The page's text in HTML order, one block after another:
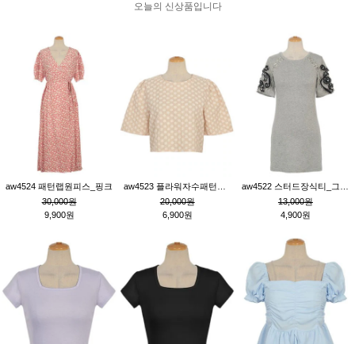
오늘의 신상품입니다
aw4524 패턴랩원피스_핑크
30,000원
9,900원
20,000원
6,900원
13,000원
4,900원